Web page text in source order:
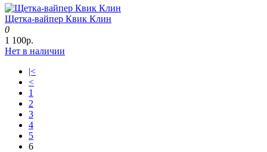
Щетка-вайпер Квик Клин
0
1 100р.
Нет в наличии
|<
<
1
2
3
4
5
6